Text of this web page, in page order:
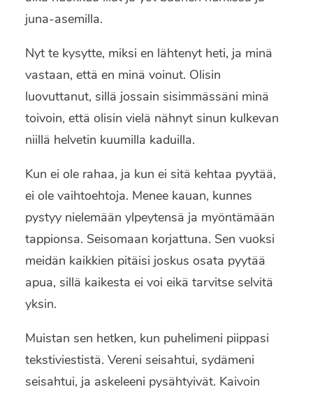
juna-asemilla.
Nyt te kysytte, miksi en lähtenyt heti, ja minä
vastaan, että en minä voinut. Olisin
luovuttanut, sillä jossain sisimmässäni minä
toivoin, että olisin vielä nähnyt sinun kulkevan
niillä helvetin kuumilla kaduilla.
Kun ei ole rahaa, ja kun ei sitä kehtaa pyytää,
ei ole vaihtoehtoja. Menee kauan, kunnes
pystyy nielemään ylpeytensä ja myöntämään
tappionsa. Seisomaan korjattuna. Sen vuoksi
meidän kaikkien pitäisi joskus osata pyytää
apua, sillä kaikesta ei voi eikä tarvitse selvitä
yksin.
Muistan sen hetken, kun puhelimeni piippasi
tekstiviestistä. Vereni seisahtui, sydämeni
seisahtui, ja askeleeni pysähtyivät. Kaivoin